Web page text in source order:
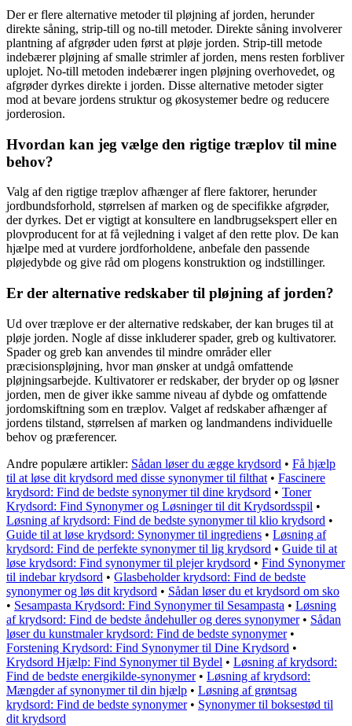
Der er flere alternative metoder til pløjning af jorden, herunder
direkte såning, strip-till og no-till metoder. Direkte såning involverer
plantning af afgrøder uden først at pløje jorden. Strip-till metode
indebærer pløjning af smalle strimler af jorden, mens resten forbliver
uplojet. No-till metoden indebærer ingen pløjning overhovedet, og
afgrøder dyrkes direkte i jorden. Disse alternative metoder sigter
mod at bevare jordens struktur og økosystemer bedre og reducere
jorderosion.
Hvordan kan jeg vælge den rigtige træplov til mine
behov?
Valg af den rigtige træplov afhænger af flere faktorer, herunder
jordbundsforhold, størrelsen af marken og de specifikke afgrøder,
der dyrkes. Det er vigtigt at konsultere en landbrugsekspert eller en
plovproducent for at få vejledning i valget af den rette plov. De kan
hjælpe med at vurdere jordforholdene, anbefale den passende
pløjedybde og give råd om plogens konstruktion og indstillinger.
Er der alternative redskaber til pløjning af jorden?
Ud over træplove er der alternative redskaber, der kan bruges til at
pløje jorden. Nogle af disse inkluderer spader, greb og kultivatorer.
Spader og greb kan anvendes til mindre områder eller
præcisionspløjning, hvor man ønsker at undgå omfattende
pløjningsarbejde. Kultivatorer er redskaber, der bryder op og løsner
jorden, men de giver ikke samme niveau af dybde og omfattende
jordomskiftning som en træplov. Valget af redskaber afhænger af
jordens tilstand, størrelsen af marken og landmandens individuelle
behov og præferencer.
Andre populære artikler: Sådan løser du ægge krydsord • Få hjælp
til at løse dit krydsord med disse synonymer til filthat • Fascinere
krydsord: Find de bedste synonymer til dine krydsord • Toner
Krydsord: Find Synonymer og Løsninger til dit Krydsordsspil •
Løsning af krydsord: Find de bedste synonymer til klio krydsord •
Guide til at løse krydsord: Synonymer til ingrediens • Løsning af
krydsord: Find de perfekte synonymer til lig krydsord • Guide til at
løse krydsord: Find synonymer til plejer krydsord • Find Synonymer
til indebar krydsord • Glasbeholder krydsord: Find de bedste
synonymer og løs dit krydsord • Sådan løser du et krydsord om sko
• Sesampasta Krydsord: Find Synonymer til Sesampasta • Løsning
af krydsord: Find de bedste åndehuller og deres synonymer• Sådan
løser du kunstmaler krydsord: Find de bedste synonymer•
Forstening Krydsord: Find Synonymer til Dine Krydsord •
Krydsord Hjælp: Find Synonymer til Bydel • Løsning af krydsord:
Find de bedste energikilde-synonymer• Løsning af krydsord:
Mængder af synonymer til din hjælp • Løsning af grøntsag
krydsord: Find de bedste synonymer• Synonymer til boksestød til
dit krydsord